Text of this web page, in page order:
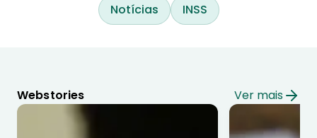
Notícias
INSS
Webstories Ver mais